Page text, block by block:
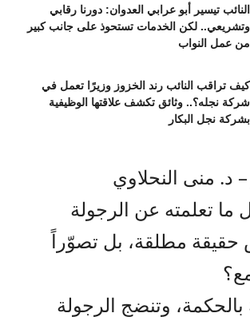
النائب تيسير أبو عرابي العدوان: دورنا رقابي
وتشريعي.. لكن الخدمات تستحوذ على جانب كبير
من عمل النواب
كيف تراقب النائب رند الخزوز وزيرًا تعمل في
شركة نجله؟.. وثائق تكشف علاقتها الوظيفية
بشركة نجل البكار
د. منى النحلاوي
ما تعلمته عن الرجولة
حقيقة مطلقة، بل تصوّراً
بالحكمة، وتنضج الرجولة